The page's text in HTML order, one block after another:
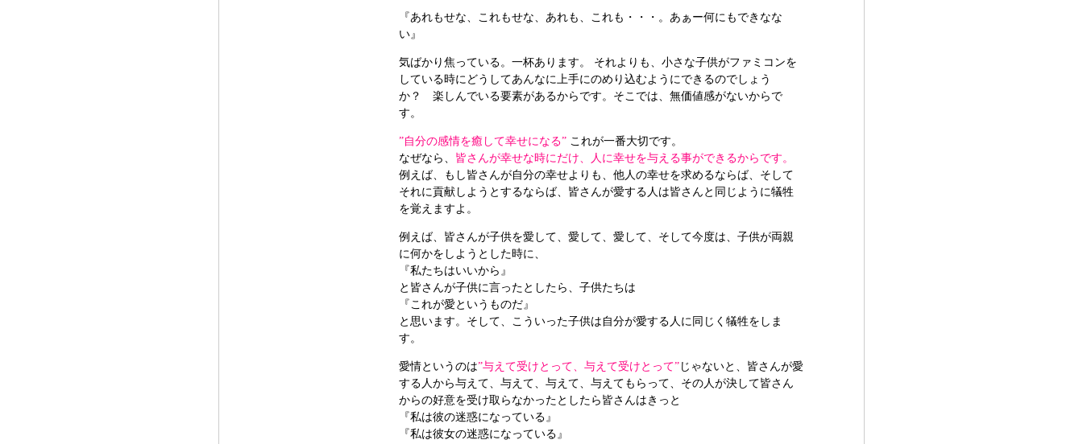
『あれもせな、これもせな、あれも、これも・・・。あぁー何にもできなな
い』
気ばかり焦っている。一杯あります。 それよりも、小さな子供がファミコンを
している時にどうしてあんなに上手にのめり込むようにできるのでしょう
か？ 楽しんでいる要素があるからです。そこでは、無価値感がないからで
す。
”自分の感情を癒して幸せになる” これが一番大切です。
なぜなら、 皆さんが幸せな時にだけ、人に幸せを与える事ができるからです。
例えば、もし皆さんが自分の幸せよりも、他人の幸せを求めるならば、そして
それに貢献しようとするならば、皆さんが愛する人は皆さんと同じように犠牲
を覚えますよ。
例えば、皆さんが子供を愛して、愛して、愛して、そして今度は、子供が両親
に何かをしようとした時に、
『私たちはいいから』
と皆さんが子供に言ったとしたら、子供たちは
『これが愛というものだ』
と思います。そして、こういった子供は自分が愛する人に同じく犠牲をしま
す。
愛情というのは”与えて受けとって、与えて受けとって” じゃないと、皆さんが愛
する人から与えて、与えて、与えて、与えてもらって、その人が決して皆さん
からの好意を受け取らなかったとしたら皆さんはきっと
『私は彼の迷惑になっている』
『私は彼女の迷惑になっている』